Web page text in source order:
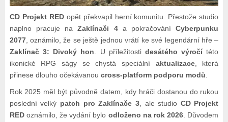
CD Projekt REDopět překvapil herní komunitu. Přestože studio
naplno pracuje naZaklínači 4a pokračováníCyberpunku
2077, oznámilo, že se ještě jednou vrátí ke své legendární hře –
Zaklínač 3: Divoký hon . U příležitosti desátého výročítéto
ikonické RPG ságy se chystá speciální aktualizace, která
přinese dlouho očekávanou cross-platform podporu modů
Rok 2025 měl být původně datem, kdy hráči dostanou do rukou
poslední velký patch pro Zaklínače 3, ale studio CD Projekt
REDoznámilo, že vydání bylo odloženo na rok 2026 . Důvodem